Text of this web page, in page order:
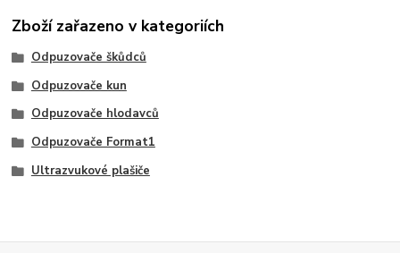
Zboží zařazeno v kategoriích
Odpuzovače škůdců
Odpuzovače kun
Odpuzovače hlodavců
Odpuzovače Format1
Ultrazvukové plašiče